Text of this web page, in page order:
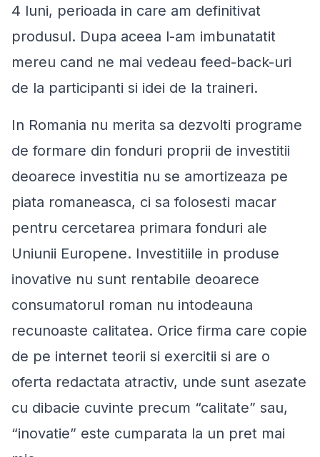
4 luni, perioada in care am definitivat
produsul. Dupa aceea l-am imbunatatit
mereu cand ne mai vedeau feed-back-uri
de la participanti si idei de la traineri.
In Romania nu merita sa dezvolti programe
de formare din fonduri proprii de investitii
deoarece investitia nu se amortizeaza pe
piata romaneasca, ci sa folosesti macar
pentru cercetarea primara fonduri ale
Uniunii Europene. Investitiile in produse
inovative nu sunt rentabile deoarece
consumatorul roman nu intodeauna
recunoaste calitatea. Orice firma care copie
de pe internet teorii si exercitii si are o
oferta redactata atractiv, unde sunt asezate
cu dibacie cuvinte precum “calitate” sau,
“inovatie” este cumparata la un pret mai